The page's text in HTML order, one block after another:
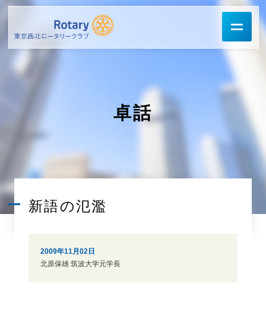
卓話
新語の氾濫
2009年11月02日
北原保雄 筑波大学元学長